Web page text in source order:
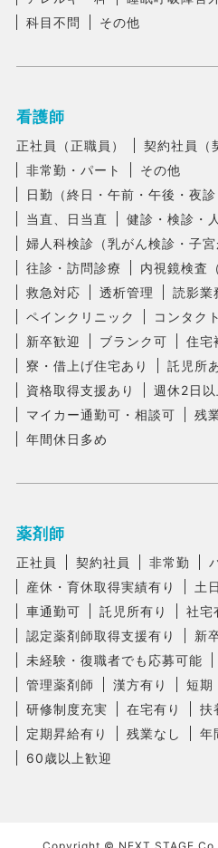
科目不問
その他
看護師
正社員（正職員）
契約社員（
非常勤・パート
その他
日勤（終日・午前・午後・夜診
当直、日当直
健診・検診・
婦人科検診（乳がん検診・子宮
往診・訪問診療
内視鏡検査
救急対応
透析管理 読影業
ペインクリニック
コンタクト
新卒歓迎
ブランク可
住宅
寮・借上げ住宅あり
託児所
資格取得支援あり
週休2日以
マイカー通勤可・相談可
残
年間休日多め
薬剤師
正社員 契約社員 非常勤
産休・育休取得実績有り
土
車通勤可
託児所有り 社宅
認定薬剤師取得支援有り
新
未経験・復職者でも応募可能
管理薬剤師
漢方有り
短期
研修制度充実
在宅有り 扶
定期昇給有り
残業なし
年
60歳以上歓迎